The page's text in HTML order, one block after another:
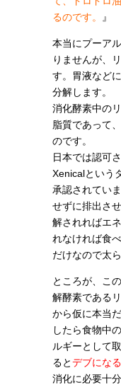
るのです。
』
本当にプーア
りませんが、
す。胃液など
分解します。
消化酵素中の
脂質であって
のです。
日本では認可
Xenicalという
承認されてい
せずに排出さ
解されればエ
れなければ食
だけなので太
ところが、こ
解酵素である
から仮に本当
したら食物中
ルギーとして
るとデブにな
消化に必要十